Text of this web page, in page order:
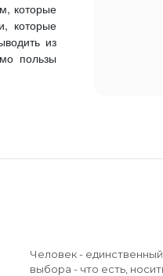
которые
которые
из
пользы
Человек -
выбора - что есть,